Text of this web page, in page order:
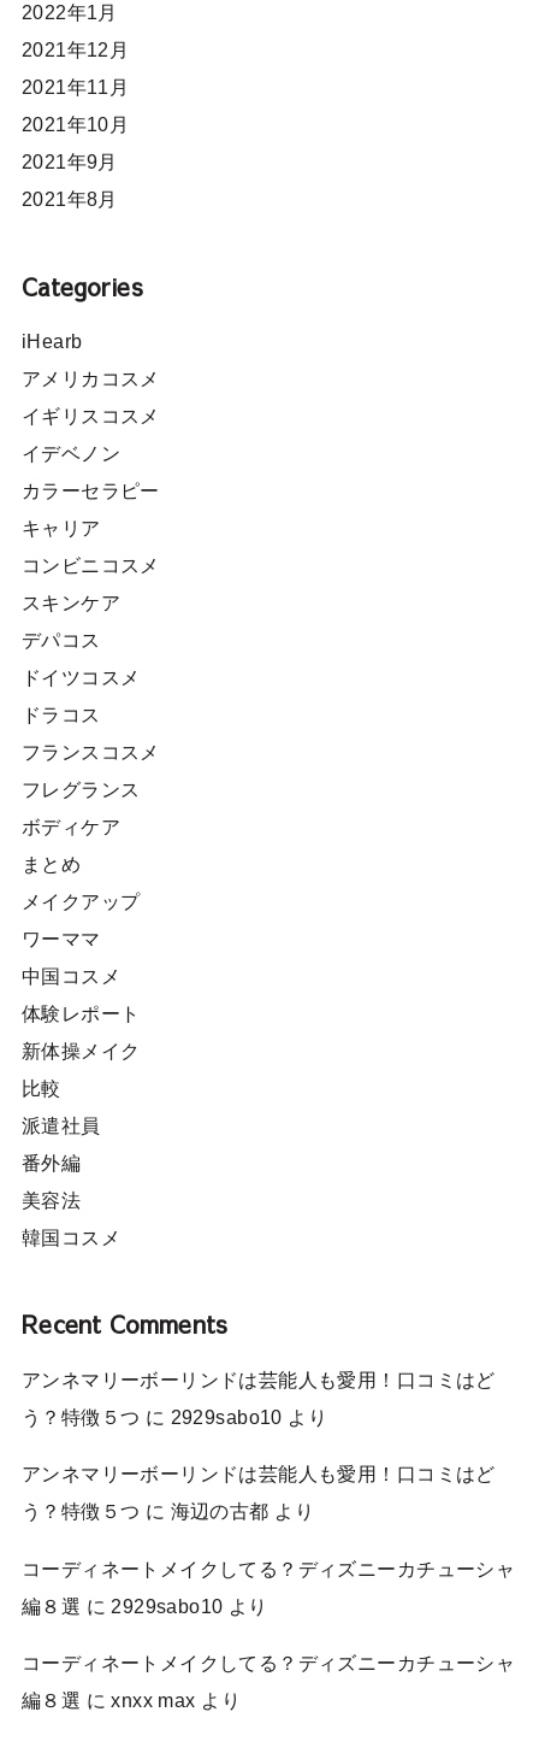
2022年1月
2021年12月
2021年11月
2021年10月
2021年9月
2021年8月
Categories
iHearb
アメリカコスメ
イギリスコスメ
イデベノン
カラーセラピー
キャリア
コンビニコスメ
スキンケア
デパコス
ドイツコスメ
ドラコス
フランスコスメ
フレグランス
ボディケア
まとめ
メイクアップ
ワーママ
中国コスメ
体験レポート
新体操メイク
比較
派遣社員
番外編
美容法
韓国コスメ
Recent Comments
アンネマリーボーリンドは芸能人も愛用！口コミはど
う？特徴５つ に 2929sabo10 より
アンネマリーボーリンドは芸能人も愛用！口コミはど
う？特徴５つ に 海辺の古都 より
コーディネートメイクしてる？ディズニーカチューシャ
編８選 に 2929sabo10 より
コーディネートメイクしてる？ディズニーカチューシャ
編８選 にxnxx max より